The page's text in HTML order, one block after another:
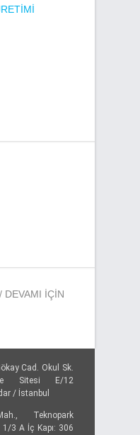
DEVAMI IÇIN
Cad. Okul Sk.
Sitesi E/12
/ İstanbul
Teknopark
1/3 A İç Kapı: 306